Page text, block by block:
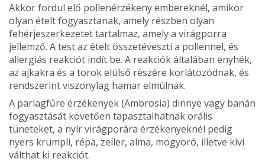
Akkor fordul elő pollenérzékeny embe­reknél, amikor
olyan ételt fogyasztanak, amely részben olyan
fehérjeszerkezetet tartalmaz, amely a virágporra
jellemző. A test az ételt összetéveszti a pollennel, és
allergiás reakciót indít be. A reakciók általában enyhék,
az ajkakra és a torok elülső részére korlátozódnak, és
rend­szerint viszonylag hamar elmúlnak.
A parlagfűre érzékenyek (Ambrosia) dinnye vagy banán
fogyasztását követően tapasztalhatnak orális
tüneteket, a nyír virágporára érzékenyeknél pedig
nyers krumpli, répa, zeller, alma, mogyoró, il­letve kivi
válthat ki reakciót.